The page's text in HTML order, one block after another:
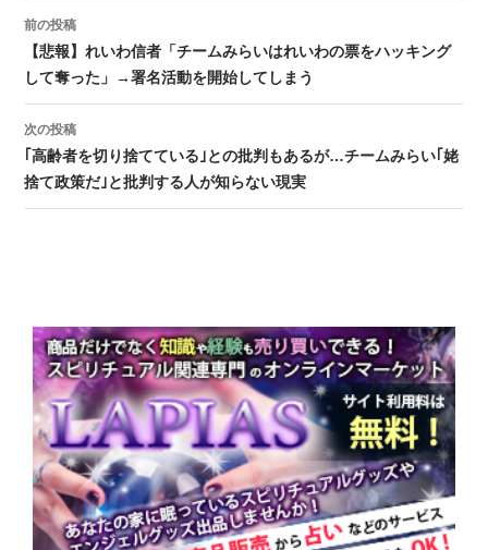
投稿ナビゲーション
前の投稿
【悲報】れいわ信者「チームみらいはれいわの票をハッキング
して奪った」→署名活動を開始してしまう
次の投稿
｢高齢者を切り捨てている｣との批判もあるが…チームみらい｢姥
捨て政策だ｣と批判する人が知らない現実